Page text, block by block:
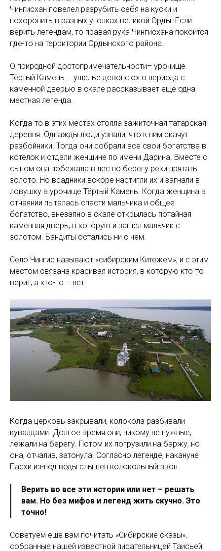
Чингисхан повелел разрубить себя на куски и
похоронить в разных уголках великой Орды. Если
верить легендам, то правая рука Чингисхана покоится
где-то на территории Ордынского района.
О природной достопримечательности– урочище
Тёртый Камень – ущелье девонского периода с
каменной дверью в скале рассказывает ещё одна
местная легенда.
Когда-то в этих местах стояла зажиточная татарская
деревня. Однажды люди узнали, что к ним скачут
разбойники. Тогда они собрали все свои богатства в
котелок и отдали женщине по имени Дарина. Вместе с
сыном она побежала в лес по берегу реки прятать
золото. Но всадники вскоре настигли их и загнали в
ловушку в урочище Тёртый Камень. Когда женщина в
отчаянии пыталась спасти мальчика и общее
богатство, внезапно в скале открылась потайная
каменная дверь, в которую и зашел мальчик с
золотом. Бандиты остались ни с чем.
Село Чингис называют «сибирским Китежем», и с этим
местом связана красивая история, в которую кто-то
верит, а кто-то – нет.
Когда церковь закрывали, колокола разбивали
кувалдами. Долгое время они, никому не нужные,
лежали на берегу. Потом их погрузили на баржу, но
она, отчалив, затонула. Согласно легенде, накануне
Пасхи из-под воды слышен колокольный звон.
Верить во все эти истории или нет – решать
вам. Но без мифов и легенд жить скучно. Это
точно!
Советуем ещё вам почитать «Сибирские сказы»,
собранные нашей известной писательницей Таисьей